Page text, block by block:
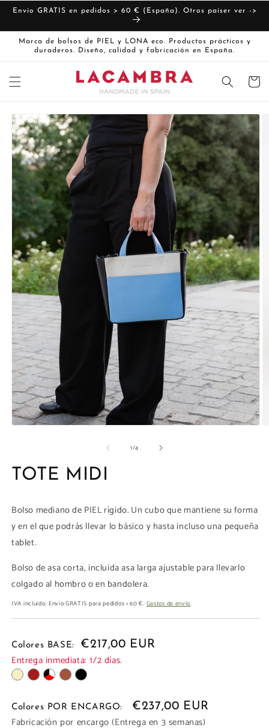
directamente
Envío GRATIS en pedidos > 60 € (España). Otros paíser ver ->
Marca de bolsos de PIEL y LONA eco. Productos prácticos y
duraderos. Diseño, calidad y fabricación en España.
Carrito
La
imagen
ya
está
disponible
en
la
vista
de
la
galería
directamente
a la
información
del producto
en
una
1/de
4
TOTE MIDI
Bolso mediano de PIEL rígido. Un cubo que mantiene su forma
y en el que podrás llevar lo básico y hasta incluso una pequeña
tablet.
Bolso de asa corta, incluida asa larga ajustable para llevarlo
colgado al hombro o en bandolera.
IVA incluido. Envío GRATIS para pedidos > 60 €. Gastos de envío.
Colores BASE: €217,00 EUR
Entrega inmediata: 1/2 días.
Colores POR ENCARGO: €237,00 EUR
Fabricación por encargo (Entrega en 3 semanas)